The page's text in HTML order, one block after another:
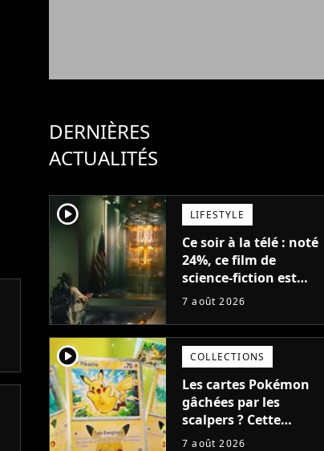
DERNIÈRES
ACTUALITÉS
player2 LIFESTYLE
Ce soir à la télé : noté
24%, ce film de
science-fiction est
complètement raté,
encore pire à cause de
son acteur
7 août 2026
player2 COLLECTIONS
Les cartes Pokémon
gâchées par les
scalpers ? Cette
technique géniale
7 août 2026